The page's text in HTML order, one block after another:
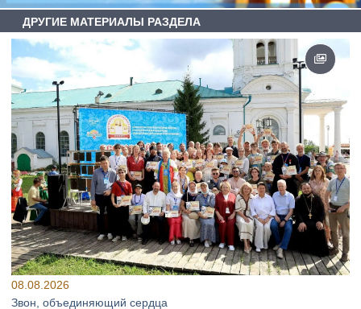
ДРУГИЕ МАТЕРИАЛЫ РАЗДЕЛА
08.08.2026
Звон, объединяющий сердца